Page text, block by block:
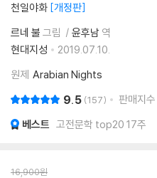
천일야화 개정판
르네 불 그림 윤후남 역
현대지성
2019.07.10.
원제 Arabian Nights
9.5 157 판매지수
베스트 고전문학 top20 17주
16,900원